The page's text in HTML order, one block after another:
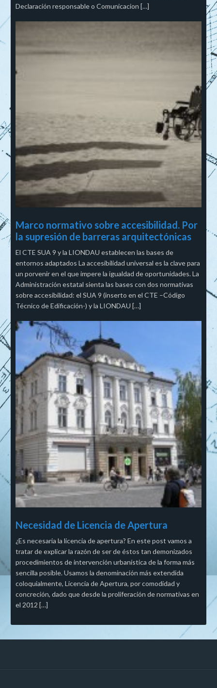
Declaración responsable o Comunicacion […]
Marco normativo sobre accesibilidad. Por
la supresión de barreras arquitectónicas
El CTE SUA 9 y la LIONDAU establecen las bases de
entornos adaptados La accesibilidad universal es la clave para
un porvenir en el que impere la igualdad de oportunidades. La
Administración estatal sienta las bases con dos normativas
sobre accesibilidad: el SUA 9 (inserto en el CTE –Código
Técnico de Edificación-) y la LIONDAU […]
Necesidad de Licencia de Apertura
¿Es necesaria la licencia de apertura? En este post vamos a
tratar de explicar la razón de ser de éstos tan demonizados
procedimientos de intervención urbanística de la forma más
sencilla posible. Usamos la denominación más extendida
coloquialmente, Licencia de Apertura, por comodidad y
concreción, dado que desde la proliferación de normativas en
el 2012 […]